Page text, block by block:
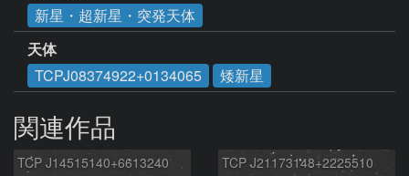
新星・超新星・突発天体
天体
TCPJ08374922+0134065
矮新星
関連作品
TCP J14515140+6613240 TCP J21173148+2225510